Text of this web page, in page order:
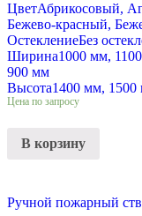
ЦветАбрикосовый,
Бежево-красный,
ОстеклениеБез
Ширина1000 мм,
900 мм
Высота1400 мм,
Цена по запросу
В корзину
Ручной пожарный